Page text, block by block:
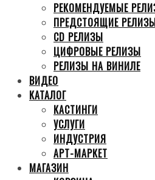
РЕКОМЕНДУЕМЫЕ
ПРЕДСТОЯЩИЕ
CD РЕЛИЗЫ
ЦИФРОВЫЕ РЕЛИЗЫ
РЕЛИЗЫ НА ВИНИЛЕ
ВИДЕО
КАТАЛОГ
КАСТИНГИ
УСЛУГИ
ИНДУСТРИЯ
АРТ-МАРКЕТ
МАГАЗИН